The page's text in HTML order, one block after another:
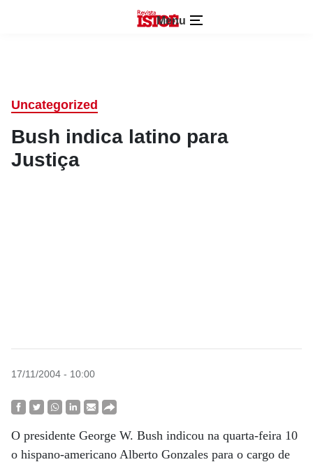
Menu
Uncategorized
Bush indica latino para
Justiça
17/11/2004 - 10:00
O presidente George W. Bush indicou na quarta-feira 10
o hispano-americano Alberto Gonzales para o cargo de